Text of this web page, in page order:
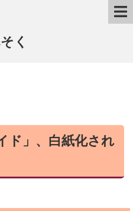
く
ド」、白紙化され